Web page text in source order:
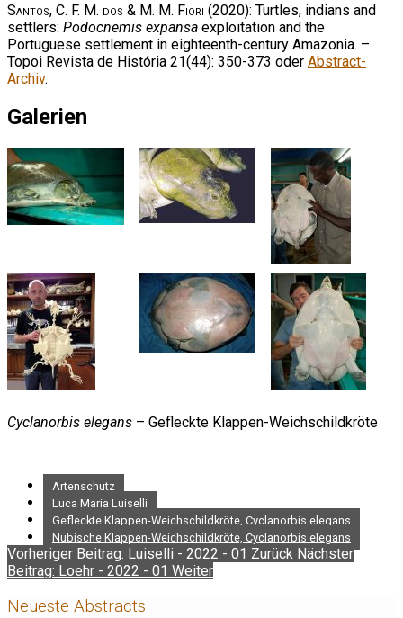
Santos, C. F. M. dos & M. M. Fiori (2020): Turtles, indians and
settlers: Podocnemis expansa exploitation and the
Portuguese settlement in eighteenth-century Amazonia. –
Topoi Revista de História 21(44): 350-373 oder Abstract-
Archiv.
Galerien
Cyclanorbis elegans – Gefleckte Klappen-Weichschildkröte
Artenschutz
Luca Maria Luiselli
Gefleckte Klappen-Weichschildkröte, Cyclanorbis elegans
Nubische Klappen-Weichschildkröte, Cyclanorbis elegans
Vorheriger Beitrag: Luiselli - 2022 - 01 Zurück Nächster
Beitrag: Loehr - 2022 - 01 Weiter
Neueste Abstracts